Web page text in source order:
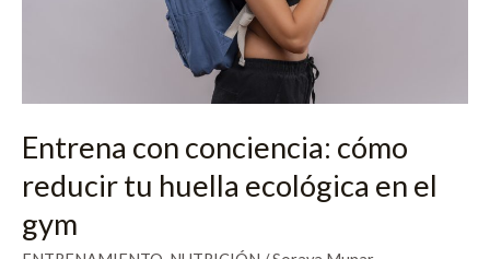
Entrena con conciencia: cómo
reducir tu huella ecológica en el
gym